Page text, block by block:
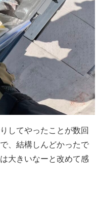
してやったことが数回
、結構しんどかったで
大きいなーと改めて感